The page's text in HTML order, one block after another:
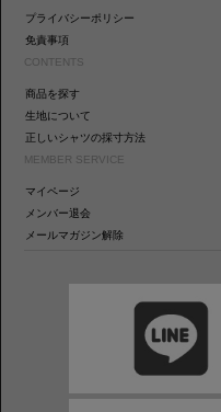
プライバシーポリシー
免責事項
CONTENTS
商品を探す
生地について
正しいシャツの採寸方法
MEMBER SERVICE
マイページ
メンバー退会
メールマガジン解除